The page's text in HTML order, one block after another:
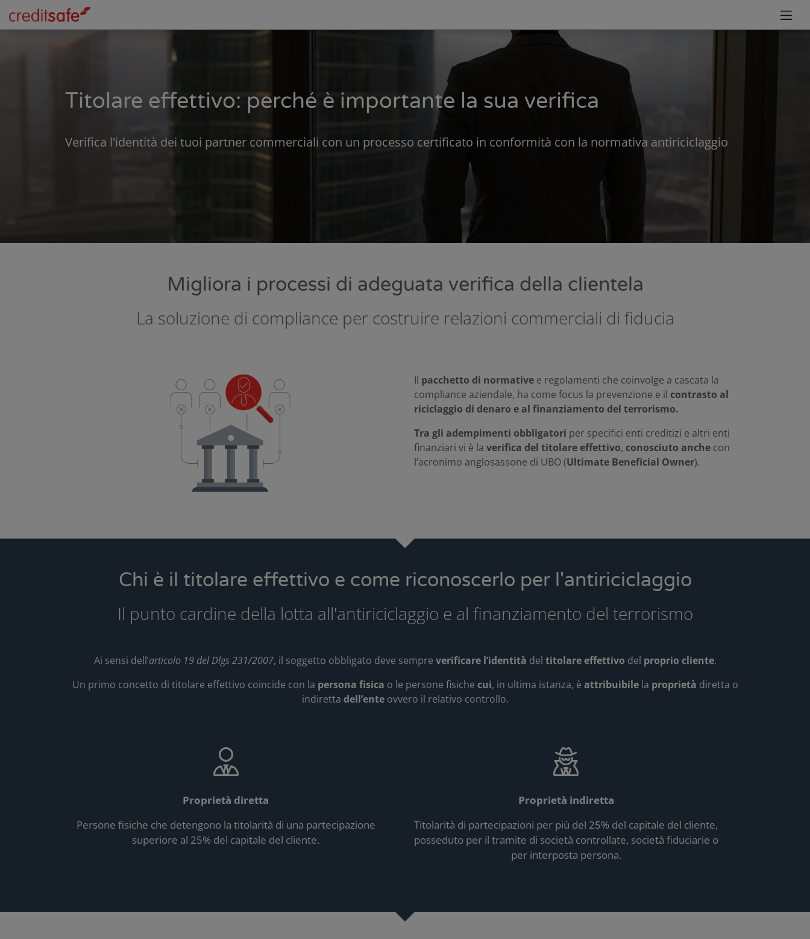
Titolare effettivo: perché è importante la sua verifica
Verifica l'identità dei tuoi partner commerciali con un processo certificato in conformità con la normativa antiriciclaggio
Migliora i processi di adeguata verifica della clientela
La soluzione di compliance per costruire relazioni commerciali di fiducia
Il pacchetto di normative e regolamenti che coinvolge a cascata la
compliance aziendale, ha come focus la prevenzione e il contrasto al
riciclaggio di denaro e al finanziamento del terrorismo.
Tra gli adempimenti obbligatori per specifici enti creditizi e altri enti
finanziari vi è la verifica del titolare effettivo, conosciuto anche con
l’acronimo anglosassone di UBO (Ultimate Beneficial Owner).
Chi è il titolare effettivo e come riconoscerlo per l'antiriciclaggio
Il punto cardine della lotta all'antiriciclaggio e al finanziamento del terrorismo
Ai sensi dell’articolo 19 del Dlgs 231/2007, il soggetto obbligato deve sempre verificare l’identità del titolare effettivo del proprio cliente.
Un primo concetto di titolare effettivo coincide con la persona fisica o le persone fisiche cui, in ultima istanza, è attribuibile la proprietà diretta o
indiretta dell’enteovvero il relativo controllo.
Proprietà diretta
Persone fisiche che detengono la titolarità di una partecipazione
superiore al 25% del capitale del cliente.
Proprietà indiretta
Titolarità di partecipazioni per più del 25% del capitale del cliente,
posseduto per il tramite di società controllate, società fiduciarie o
per interposta persona.